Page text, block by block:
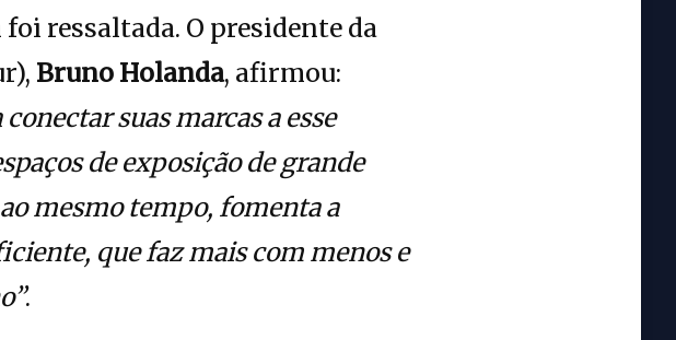
ressaltada. O presidente da
Bruno Holanda, afirmou:
suas marcas a esse
de exposição de grande
mesmo tempo, fomenta a
que faz mais com menos e
.